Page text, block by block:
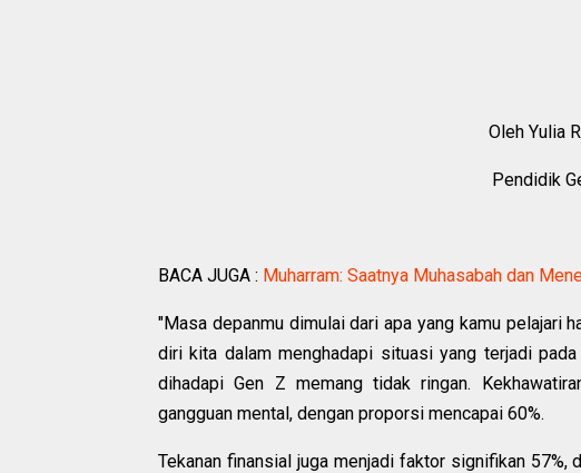
Oleh Yulia
Pendidik
BACA JUGA : Muharram: Saatnya Muhasabah dan
"Masa depanmu dimulai dari apa yang kamu pelajari
diri kita dalam menghadapi situasi yang terjadi
dihadapi Gen Z memang tidak ringan.
gangguan mental, dengan proporsi mencapai 60%.
Tekanan finansial juga menjadi faktor signifikan